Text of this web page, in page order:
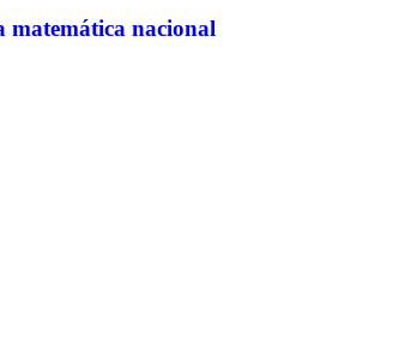
matemática nacional